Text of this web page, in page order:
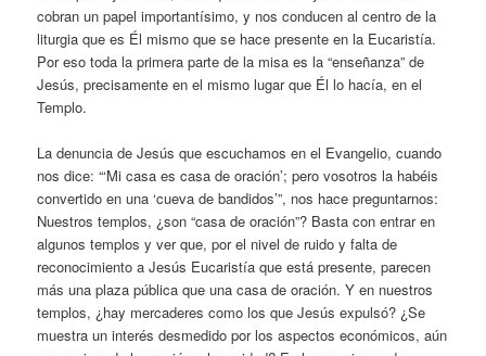
cobran un papel importantísimo, y nos conducen al centro de la
liturgia que es Él mismo que se hace presente en la Eucaristía.
Por eso toda la primera parte de la misa es la “enseñanza” de
Jesús, precisamente en el mismo lugar que Él lo hacía, en el
Templo.
La denuncia de Jesús que escuchamos en el Evangelio, cuando
nos dice: “‘Mi casa es casa de oración’; pero vosotros la habéis
convertido en una ‘cueva de bandidos’”, nos hace preguntarnos:
Nuestros templos, ¿son “casa de oración”? Basta con entrar en
algunos templos y ver que, por el nivel de ruido y falta de
reconocimiento a Jesús Eucaristía que está presente, parecen
más una plaza pública que una casa de oración. Y en nuestros
templos, ¿hay mercaderes como los que Jesús expulsó? ¿Se
muestra un interés desmedido por los aspectos económicos, aún